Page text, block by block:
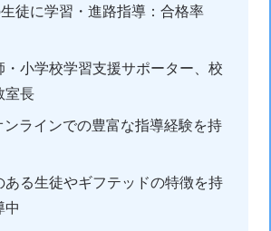
徒に学習・進路指導：合格率
・小学校学習支援サポーター、校
室長
ンラインでの豊富な指導経験を持
ある生徒やギフテッドの特徴を持
中